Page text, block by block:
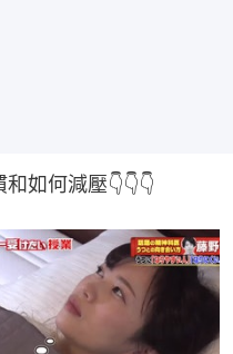
如何減壓👇👇👇